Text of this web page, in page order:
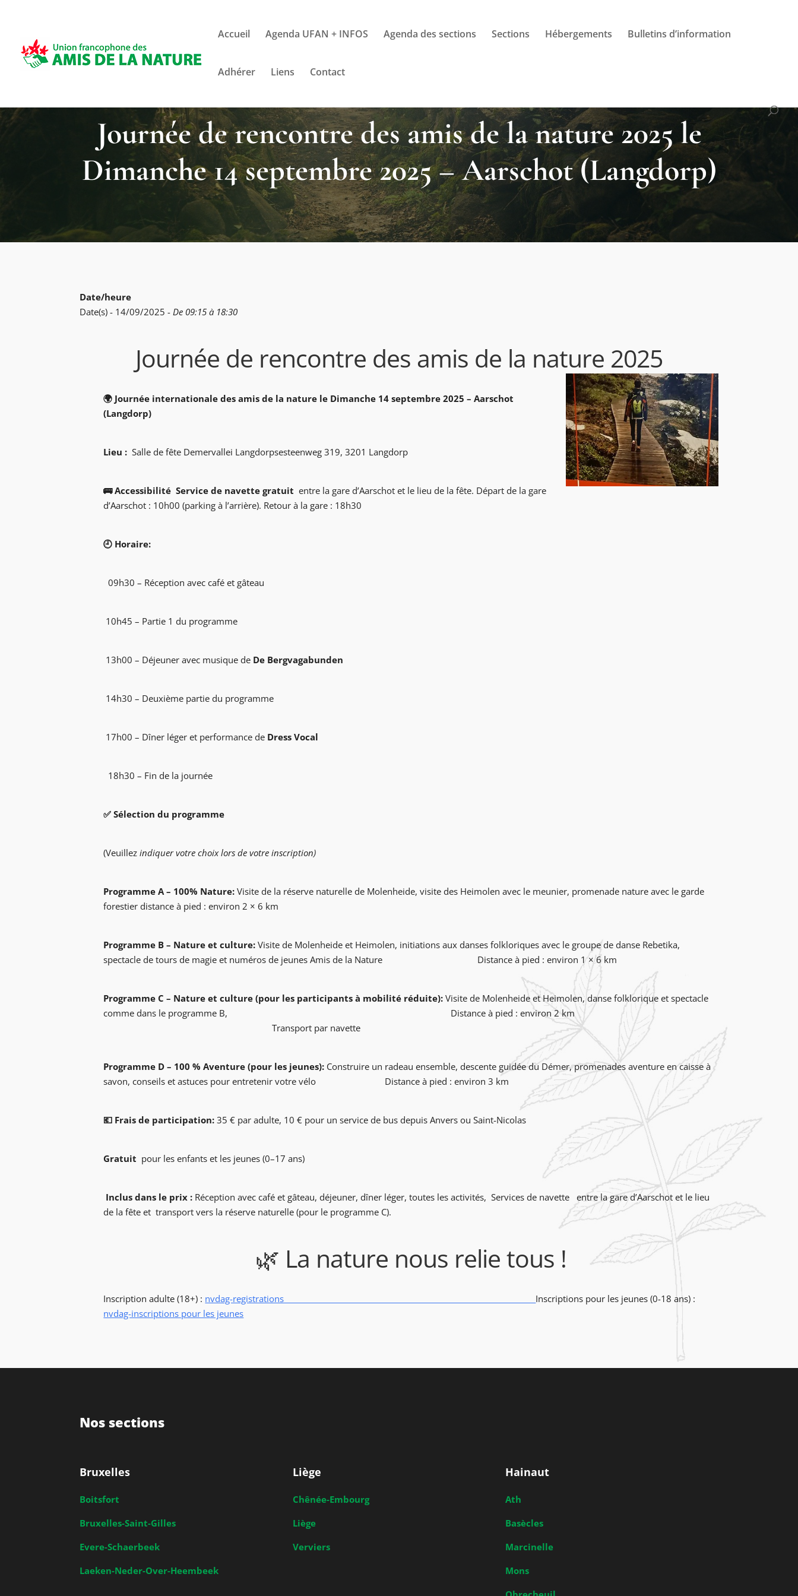
Accueil Agenda UFAN + INFOS Agenda des sections Sections Hébergements Bulletins d’information
Adhérer Liens Contact
Journée de rencontre des amis de la nature 2025 le
Dimanche 14 septembre 2025 – Aarschot (Langdorp)
Date/heure
Date(s) - 14/09/2025 -De 09:15 à 18:30
Journée de rencontre des amis de la nature 2025
🌍 Journée internationale des amis de la nature le Dimanche 14 septembre 2025 – Aarschot
(Langdorp)
Lieu : Salle de fête Demervallei Langdorpsesteenweg 319, 3201 Langdorp
🚌 AccessibilitéService de navette gratuit entre la gare d’Aarschot et le lieu de la fête. Départ de la gare
d’Aarschot : 10h00 (parking à l’arrière). Retour à la gare : 18h30
🕘 Horaire:
09h30 – Réception avec café et gâteau
10h45 – Partie 1 du programme
13h00 – Déjeuner avec musique de De Bergvagabunden
14h30 – Deuxième partie du programme
17h00 – Dîner léger et performance de Dress Vocal
18h30 – Fin de la journée
✅ Sélection du programme
(Veuillez indiquer votre choix lors de votre inscription)
Programme A – 100% Nature:Visite de la réserve naturelle de Molenheide,visite des Heimolen avec le meunier, promenade nature avec le garde
forestierdistance à pied : environ 2 × 6 km
Programme B – Nature et culture:Visite de Molenheide et Heimolen, initiations aux danses folkloriques avec le groupe de danse Rebetika,
spectacle de tours de magie et numéros de jeunes Amis de la Nature Distance à pied : environ 1 × 6 km
Programme C – Nature et culture (pour les participants à mobilité réduite):Visite de Molenheide et Heimolen,danse folklorique et spectacle
comme dans le programme B, Distance à pied : environ 2 km
Transport par navette
Programme D – 100 % Aventure (pour les jeunes): Construire un radeau ensemble,descente guidée du Démer,promenades aventure en caisse à
savon,conseils et astuces pour entretenir votre vélo Distance à pied : environ 3 km
💶 Frais de participation:35 € par adulte, 10 € pour un service de bus depuis Anvers ou Saint-Nicolas
Gratuit pour les enfants et les jeunes (0–17 ans)
Inclus dans le prix : Réception avec café et gâteau,déjeuner,dîner léger,toutes les activités,Services de navette entre la gare d’Aarschot et le lieu
de la fête ettransport vers la réserve naturelle (pour le programme C).
🌿 La nature nous relie tous !
Inscription adulte (18+) : nvdag-registrations Inscriptions pour les jeunes (0-18 ans) :
nvdag-inscriptions pour les jeunes
Nos sections
Bruxelles
Boitsfort
Bruxelles-Saint-Gilles
Evere-Schaerbeek
Laeken-Neder-Over-Heembeek
Liège
Chênée-Embourg
Liège
Verviers
Hainaut
Ath
Basècles
Marcinelle
Mons